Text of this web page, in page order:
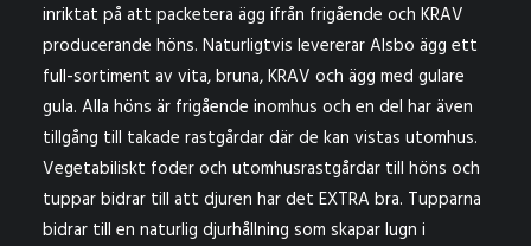
inriktat på att packetera ägg ifrån frigående och KRAV
producerande höns. Naturligtvis levererar Alsbo ägg ett
full-sortiment av vita, bruna, KRAV och ägg med gulare
gula. Alla höns är frigående inomhus och en del har även
tillgång till takade rastgårdar där de kan vistas utomhus.
Vegetabiliskt foder och utomhusrastgårdar till höns och
tuppar bidrar till att djuren har det EXTRA bra. Tupparna
bidrar till en naturlig djurhållning som skapar lugn i